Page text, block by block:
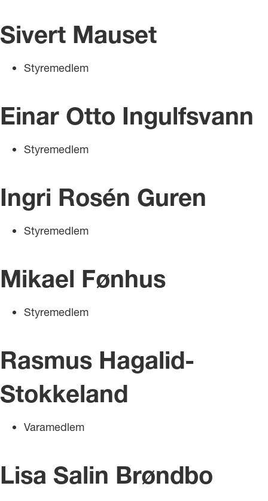
Sivert Mauset
Styremedlem
Einar Otto Ingulfsvann
Styremedlem
Ingri Rosén Guren
Styremedlem
Mikael Fønhus
Styremedlem
Rasmus Hagalid-
Stokkeland
Varamedlem
Lisa Salin Brøndbo